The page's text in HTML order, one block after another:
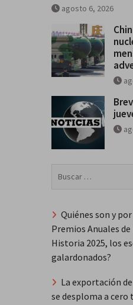
agosto 6, 2026
Quiénes son y
Premios Anuales
Historia 2025, los
galardonados?
La exportación de
se desploma a cero